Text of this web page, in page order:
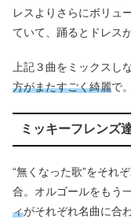
レスよりさらにボリュ
ていて、踊るとドレス
上記３曲をミックスし
方がまたすごく綺麗で
ミッキーフレンズ
“無くなった歌”をそれ
合。オルゴールをもう
ィがそれぞれ名曲に合